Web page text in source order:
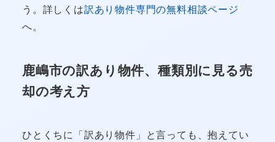
う。詳しくは訳あり物件専門の無料相談ページ
へ。
鹿嶋市の訳あり物件、種類別に見る売
却の考え方
ひとくちに「訳あり物件」と言っても、抱えてい